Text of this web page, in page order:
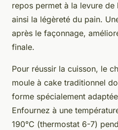
repos permet à la levure de
ainsi la légèreté du pain.
après le façonnage,
finale.
Pour réussir la cuisson, le
moule à cake traditionnel
forme spécialement
Enfournez à une
190°C (thermostat 6-7)